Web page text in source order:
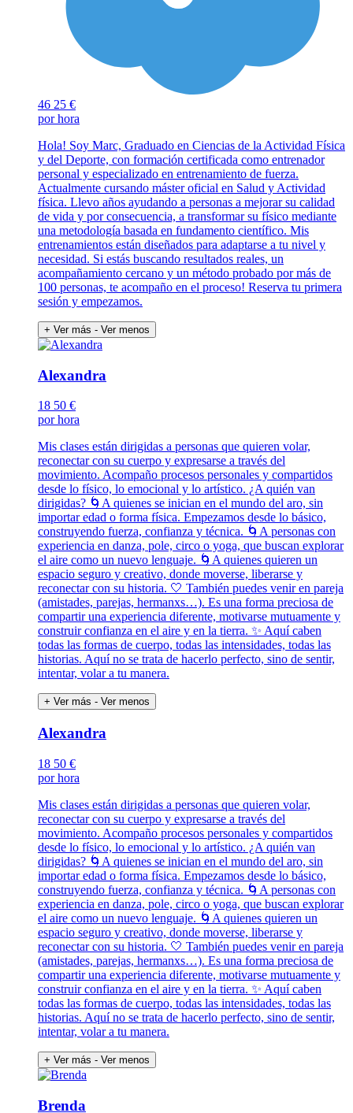
46 25 €
por hora
Hola! Soy Marc, Graduado en Ciencias de la Actividad Física
y del Deporte, con formación certificada como entrenador
personal y especializado en entrenamiento de fuerza.
Actualmente cursando máster oficial en Salud y Actividad
física. Llevo años ayudando a personas a mejorar su calidad
de vida y por consecuencia, a transformar su físico mediante
una metodología basada en fundamento científico. Mis
entrenamientos están diseñados para adaptarse a tu nivel y
necesidad. Si estás buscando resultados reales, un
acompañamiento cercano y un método probado por más de
100 personas, te acompaño en el proceso! Reserva tu primera
sesión y empezamos.
+ Ver más - Ver menos
Alexandra
18 50 €
por hora
Mis clases están dirigidas a personas que quieren volar,
reconectar con su cuerpo y expresarse a través del
movimiento. Acompaño procesos personales y compartidos
desde lo físico, lo emocional y lo artístico. ¿A quién van
dirigidas? 🌀A quienes se inician en el mundo del aro, sin
importar edad o forma física. Empezamos desde lo básico,
construyendo fuerza, confianza y técnica. 🌀A personas con
experiencia en danza, pole, circo o yoga, que buscan explorar
el aire como un nuevo lenguaje. 🌀A quienes quieren un
espacio seguro y creativo, donde moverse, liberarse y
reconectar con su historia. 🤍 También puedes venir en pareja
(amistades, parejas, hermanxs…). Es una forma preciosa de
compartir una experiencia diferente, motivarse mutuamente y
construir confianza en el aire y en la tierra. ✨ Aquí caben
todas las formas de cuerpo, todas las intensidades, todas las
historias. Aquí no se trata de hacerlo perfecto, sino de sentir,
intentar, volar a tu manera.
+ Ver más - Ver menos
Alexandra
18 50 €
por hora
Mis clases están dirigidas a personas que quieren volar,
reconectar con su cuerpo y expresarse a través del
movimiento. Acompaño procesos personales y compartidos
desde lo físico, lo emocional y lo artístico. ¿A quién van
dirigidas? 🌀A quienes se inician en el mundo del aro, sin
importar edad o forma física. Empezamos desde lo básico,
construyendo fuerza, confianza y técnica. 🌀A personas con
experiencia en danza, pole, circo o yoga, que buscan explorar
el aire como un nuevo lenguaje. 🌀A quienes quieren un
espacio seguro y creativo, donde moverse, liberarse y
reconectar con su historia. 🤍 También puedes venir en pareja
(amistades, parejas, hermanxs…). Es una forma preciosa de
compartir una experiencia diferente, motivarse mutuamente y
construir confianza en el aire y en la tierra. ✨ Aquí caben
todas las formas de cuerpo, todas las intensidades, todas las
historias. Aquí no se trata de hacerlo perfecto, sino de sentir,
intentar, volar a tu manera.
+ Ver más - Ver menos
Brenda